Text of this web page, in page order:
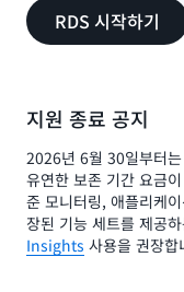
RDS 시작하기
지원 종료 공지
2026년 6월 30일부터
유연한 보존 기간 요금
준 모니터링, 애플리케
장된 기능 세트를 제공
Insights 사용을 권장합